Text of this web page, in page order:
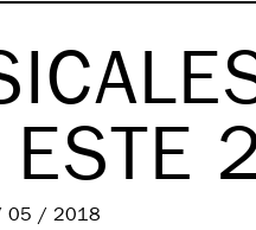
ESTE
05 / 2018